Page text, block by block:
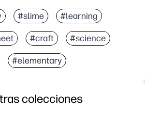
#slime #learning
#craft #science
#elementary
colecciones